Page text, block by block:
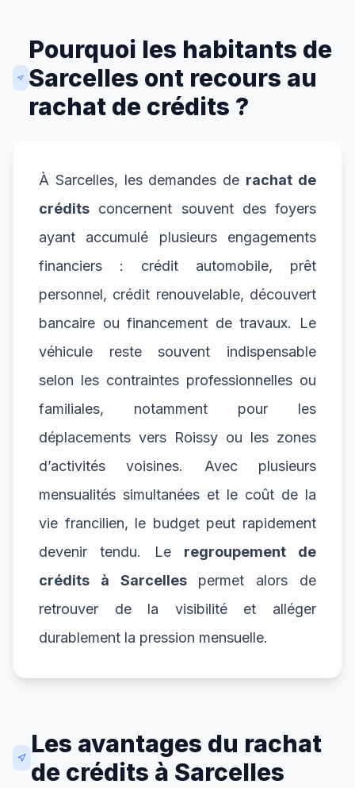
Pourquoi les habitants de
Sarcelles ont recours au
rachat de crédits ?
À Sarcelles, les demandes de rachat de
crédits concernent souvent des foyers
ayant accumulé plusieurs engagements
financiers : crédit automobile, prêt
personnel, crédit renouvelable, découvert
bancaire ou financement de travaux. Le
véhicule reste souvent indispensable
selon les contraintes professionnelles ou
familiales, notamment pour les
déplacements vers Roissy ou les zones
d’activités voisines. Avec plusieurs
mensualités simultanées et le coût de la
vie francilien, le budget peut rapidement
devenir tendu. Le regroupement de
crédits à Sarcellespermet alors de
retrouver de la visibilité et alléger
durablement la pression mensuelle.
Les avantages du rachat
de crédits à Sarcelles